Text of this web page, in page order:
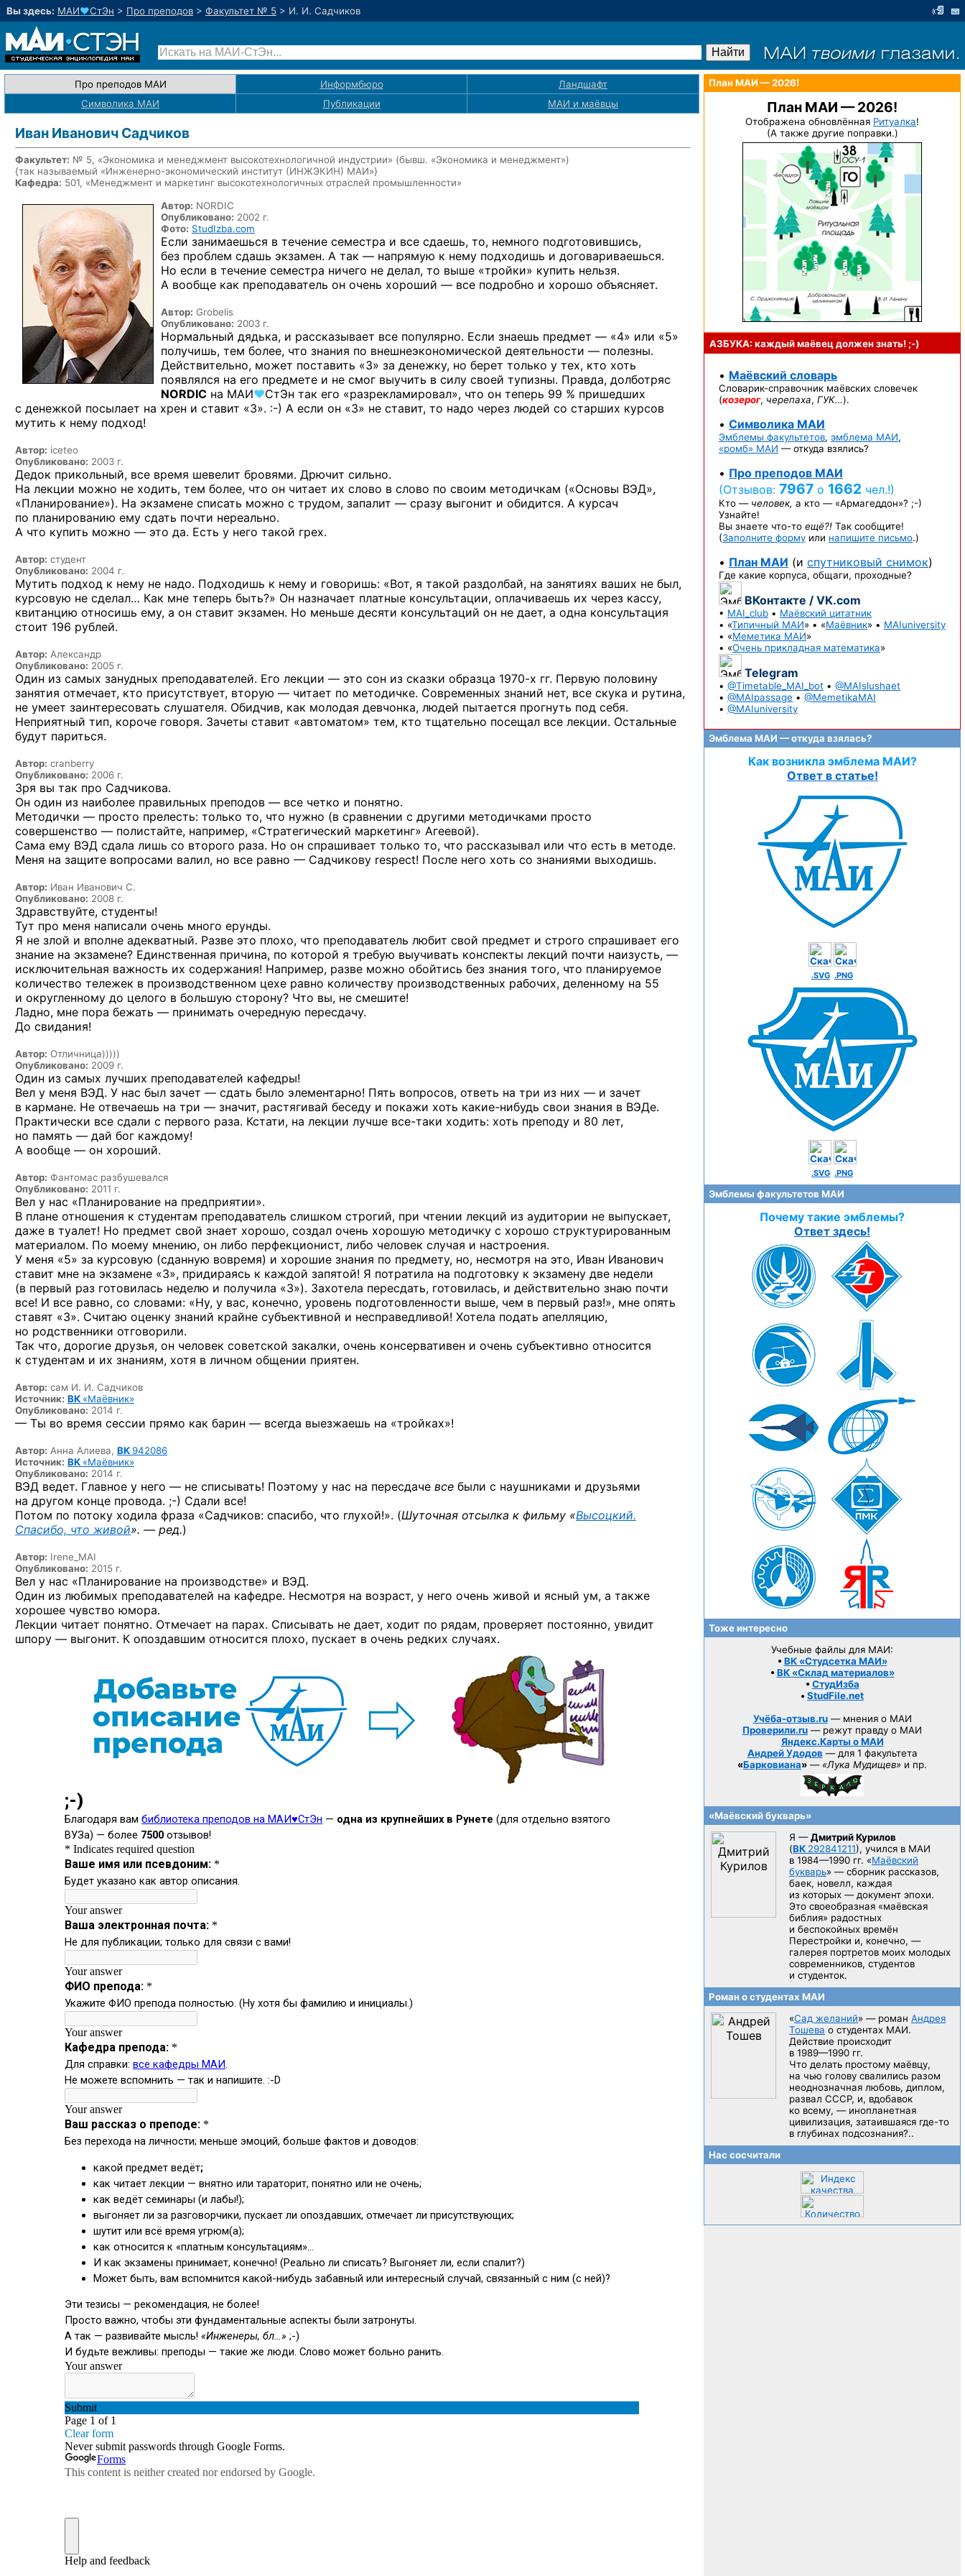
Вы здесь: МАИ♥СтЭн > Про преподов > Факультет № 5 > И. И. Садчиков
Про преподов МАИ Информбюро
Ландшафт
Символика МАИ
Публикации МАИ и маёвцы
Иван Иванович Садчиков
Факультет: № 5, «Экономика и менеджмент высокотехнологичной индустрии» (бывш. «Экономика и менеджмент»)
{так называемый «Инженерно-экономический институт (ИНЖЭКИН) МАИ»}
Кафедра: 501, «Менеджмент и маркетинг высокотехнологичных отраслей промышленности»
Автор: NORDIC
Опубликовано: 2002 г.
Фото: StudIzba.com
Если занимаешься в течение семестра и все сдаешь, то, немного подготовившись,
без проблем сдашь экзамен. А так — напрямую к нему подходишь и договариваешься.
Но если в течение семестра ничего не делал, то выше «тройки» купить нельзя.
А вообще как преподаватель он очень хороший — все подробно и хорошо объясняет.
Автор: Grobelis
Опубликовано: 2003 г.
Нормальный дядька, и рассказывает все популярно. Если знаешь предмет — «4» или «5»
получишь, тем более, что знания по внешнеэкономической деятельности — полезны.
Действительно, может поставить «3» за денежку, но берет только у тех, кто хоть
появлялся на его предмете и не смог выучить в силу своей тупизны. Правда, долботряс
NORDIC на МАИ♥СтЭн так его «разрекламировал», что он теперь 99 % пришедших
с денежкой посылает на хрен и ставит «3». :-) А если он «3» не ставит, то надо через людей со старших курсов
мутить к нему подход!
Автор: iceteo
Опубликовано: 2003 г.
Дедок прикольный, все время шевелит бровями. Дрючит сильно.
На лекции можно не ходить, тем более, что он читает их слово в слово по своим методичкам («Основы ВЭД»,
«Планирование»). На экзамене списать можно с трудом, запалит — сразу выгонит и обидится. А курсач
по планированию ему сдать почти нереально.
А что купить можно — это да. Есть у него такой грех.
Автор: студент
Опубликовано: 2004 г.
Мутить подход к нему не надо. Подходишь к нему и говоришь: «Вот, я такой раздолбай, на занятиях ваших не был,
курсовую не сделал… Как мне теперь быть?» Он назначает платные консультации, оплачиваешь их через кассу,
квитанцию относишь ему, а он ставит экзамен. Но меньше десяти консультаций он не дает, а одна консультация
стоит 196 рублей.
Автор: Александр
Опубликовано: 2005 г.
Один из самых занудных преподавателей. Его лекции — это сон из сказки образца 1970-х гг. Первую половину
занятия отмечает, кто присутствует, вторую — читает по методичке. Современных знаний нет, все скука и рутина,
не умеет заинтересовать слушателя. Обидчив, как молодая девчонка, людей пытается прогнуть под себя.
Неприятный тип, короче говоря. Зачеты ставит «автоматом» тем, кто тщательно посещал все лекции. Остальные
будут париться.
Автор: cranberry
Опубликовано: 2006 г.
Зря вы так про Садчикова.
Он один из наиболее правильных преподов — все четко и понятно.
Методички — просто прелесть: только то, что нужно (в сравнении с другими методичками просто
совершенство — полистайте, например, «Стратегический маркетинг» Агеевой).
Сама ему ВЭД сдала лишь со второго раза. Но он спрашивает только то, что рассказывал или что есть в методе.
Меня на защите вопросами валил, но все равно — Садчикову respect! После него хоть со знаниями выходишь.
Автор: Иван Иванович С.
Опубликовано: 2008 г.
Здравствуйте, студенты!
Тут про меня написали очень много ерунды.
Я не злой и вполне адекватный. Разве это плохо, что преподаватель любит свой предмет и строго спрашивает его
знание на экзамене? Единственная причина, по которой я требую выучивать конспекты лекций почти наизусть, —
исключительная важность их содержания! Например, разве можно обойтись без знания того, что планируемое
количество тележек в производственном цехе равно количеству производственных рабочих, деленному на 55
и округленному до целого в большую сторону? Что вы, не смешите!
Ладно, мне пора бежать — принимать очередную пересдачу.
До свидания!
Автор: Отличница)))))
Опубликовано: 2009 г.
Один из самых лучших преподавателей кафедры!
Вел у меня ВЭД. У нас был зачет — сдать было элементарно! Пять вопросов, ответь на три из них — и зачет
в кармане. Не отвечаешь на три — значит, растягивай беседу и покажи хоть какие-нибудь свои знания в ВЭДе.
Практически все сдали с первого раза. Кстати, на лекции лучше все-таки ходить: хоть преподу и 80 лет,
но память — дай бог каждому!
А вообще — он хороший.
Автор: Фантомас разбушевался
Опубликовано: 2011 г.
Вел у нас «Планирование на предприятии».
В плане отношения к студентам преподаватель слишком строгий, при чтении лекций из аудитории не выпускает,
даже в туалет! Но предмет свой знает хорошо, создал очень хорошую методичку с хорошо структурированным
материалом. По моему мнению, он либо перфекционист, либо человек случая и настроения.
У меня «5» за курсовую (сданную вовремя) и хорошие знания по предмету, но, несмотря на это, Иван Иванович
ставит мне на экзамене «3», придираясь к каждой запятой! Я потратила на подготовку к экзамену две недели
(в первый раз готовилась неделю и получила «3»). Захотела пересдать, готовилась, и действительно знаю почти
все! И все равно, со словами: «Ну, у вас, конечно, уровень подготовленности выше, чем в первый раз!», мне опять
ставят «3». Считаю оценку знаний крайне субъективной и несправедливой! Хотела подать апелляцию,
но родственники отговорили.
Так что, дорогие друзья, он человек советской закалки, очень консервативен и очень субъективно относится
к студентам и их знаниям, хотя в личном общении приятен.
Автор: сам И. И. Садчиков
Источник: ВК «Маёвник»
Опубликовано: 2014 г.
— Ты во время сессии прямо как барин — всегда выезжаешь на «тройках»!
Автор: Анна Алиева, ВК942086
Источник: ВК «Маёвник»
Опубликовано: 2014 г.
ВЭД ведет. Главное у него — не списывать! Поэтому у нас на пересдаче все были с наушниками и друзьями
на другом конце провода. ;-) Сдали все!
Потом по потоку ходила фраза «Садчиков: спасибо, что глухой!». (Шуточная отсылка к фильму «Высоцкий.
Спасибо, что живой». — ред.)
Автор: Irene_MAI
Опубликовано: 2015 г.
Вел у нас «Планирование на производстве» и ВЭД.
Один из любимых преподавателей на кафедре. Несмотря на возраст, у него очень живой и ясный ум, а также
хорошее чувство юмора.
Лекции читает понятно. Отмечает на парах. Списывать не дает, ходит по рядам, проверяет постоянно, увидит
шпору — выгонит. К опоздавшим относится плохо, пускает в очень редких случаях.
План МАИ — 2026!
План МАИ — 2026!
Отображена обновлённая Ритуалка!
(А также другие поправки.)
АЗБУКА: каждый маёвец должензнать! ;-)
• Маёвский словарь
Словарик-справочник маёвских словечек
(козерог, черепаха, ГУК…).
• Символика МАИ
Эмблемы факультетов, эмблема МАИ,
«ромб» МАИ — откуда взялись?
• Про преподов МАИ
(Отзывов: 7967 о 1662 чел.!)
Кто — человек, а кто — «Армагеддон»? ;-)
Узнайте!
Вы знаете что-то ещё?! Так сообщите!
(Заполните форму или напишите письмо.)
• План МАИ (и спутниковый снимок)
Где какие корпуса, общаги, проходные?
ВКонтакте / VK.com
• MAI_club • Маёвский цитатник
• «Типичный МАИ» • «Маёвник» • MAIuniversity
• «Меметика МАИ»
• «Очень прикладная математика»
Telegram
• @Timetable_MAI_bot • @MAIslushaet
• @MAIpassage • @MemetikaMAI
• @MAIuniversity
Эмблема МАИ — откуда взялась?
Как возникла эмблема МАИ?
Ответ в статье!
.SVG .PNG
.SVG .PNG
Эмблемы факультетов МАИ
Почему такие эмблемы?
Ответ здесь!
Тоже интересно
Учебные файлы для МАИ:
• ВК «Студсетка МАИ»
• ВК «Склад материалов»
• СтудИзба
• StudFile.net
Учёба-отзыв.ru— мнения о МАИ
Проверили.ru — режут правду о МАИ
Яндекс.Карты о МАИ
Андрей Удодов — для 1 факультета
«Барковиана» — «Лука Мудищев» и пр.
«Маёвский букварь»
Я —Дмитрий Курилов
(ВК 292841211), учился в МАИ
в 1984—1990 гг. «Маёвский
букварь» — сборник рассказов,
баек, новелл, каждая
из которых — документ эпохи.
Это своеобразная «маёвская
библия» радостных
и беспокойных времён
Перестройки и, конечно, —
галерея портретов моих молодых
современников, студентов
и студенток.
Роман о студентах МАИ
«Сад желаний» — роман Андрея
Тошева о студентах МАИ.
Действие происходит
в 1989—1990 гг.
Что делать простому маёвцу,
на чью голову свалились разом
неоднозначная любовь, диплом,
развал CCCP, и, вдобавок
ко всему, — инопланетная
цивилизация, затаившаяся где-то
в глубинах подсознания?..
Нас сосчитали